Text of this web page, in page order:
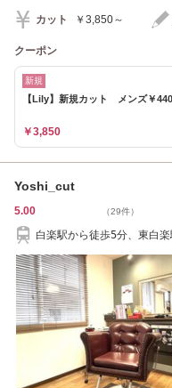
カット ￥3,850～
クーポン
新規
【Lily】新規カット メンズ￥
￥3,850
Yoshi_cut
5.00 （29件）
白楽駅から徒歩5分、東白